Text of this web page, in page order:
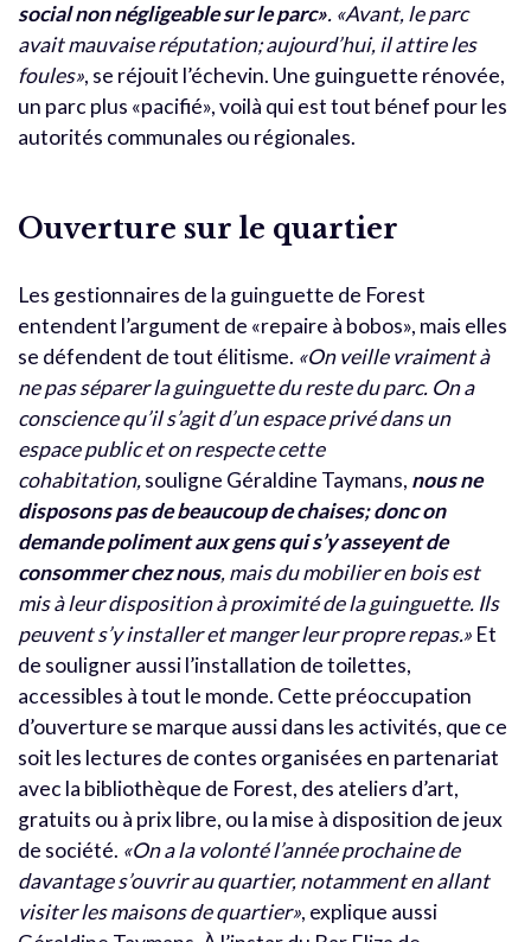
social non négligeable sur le parc». «Avant, le parc
avait mauvaise réputation; aujourd’hui, il attire les
foules», se réjouit l’échevin. Une guinguette rénovée,
un parc plus «pacifié», voilà qui est tout bénef pour les
autorités communales ou régionales.
Ouverture sur le quartier
Les gestionnaires de la guinguette de Forest
entendent l’argument de «repaire à bobos», mais elles
se défendent de tout élitisme. «On veille vraiment à
ne pas séparer la guinguette du reste du parc. On a
conscience qu’il s’agit d’un espace privé dans un
espace public et on respecte cette
cohabitation,souligne Géraldine Taymans, nous ne
disposons pas de beaucoup de chaises; donc on
demande poliment aux gens qui s’y asseyent de
consommer chez nous, mais du mobilier en bois est
mis à leur disposition à proximité de la guinguette. Ils
peuvent s’y installer et manger leur propre repas.» Et
de souligner aussi l’installation de toilettes,
accessibles à tout le monde. Cette préoccupation
d’ouverture se marque aussi dans les activités, que ce
soit les lectures de contes organisées en partenariat
avec la bibliothèque de Forest, des ateliers d’art,
gratuits ou à prix libre, ou la mise à disposition de jeux
de société. «On a la volonté l’année prochaine de
davantage s’ouvrir au quartier, notamment en allant
visiter les maisons de quartier», explique aussi